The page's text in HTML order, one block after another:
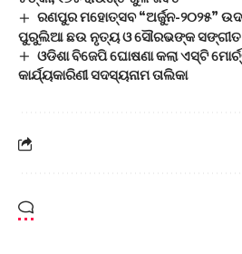
ରଣପୁର ମହୋତ୍ସବ “ଅର୍ଜୁନ-୨୦୨୫”
ପୁରୁଲିଆ ଛଉ ନୃତ୍ୟ ଓ ସୌରଭଙ୍କ ସଙ୍ଗୀତ
ଓଡିଶା ବିଜେପି ଘୋଷଣା କଲା ଏସ୍‌ଟି
କାର୍ଯ୍ୟକାରିଣୀ ସଦସ୍ୟନାମ ତାଲିକା